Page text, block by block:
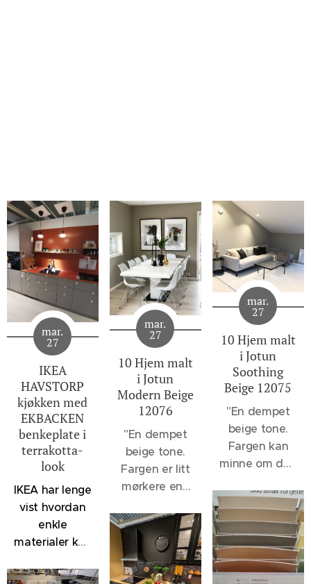
mar.
27
IKEA
HAVSTORP
kjøkken med
EKBACKEN
benkeplate i
terrakotta-
look
IKEA har lenge
vist hvordan
enkle
materialer kan
for å skape
mar.
27
10 Hjem malt
i Jotun
Modern Beige
12076
"En dempet
beige tone.
Fargen er litt
mørkere enn
Soothing
Beige og 1140
Sand, men
lysere enn
mar.
27
10 Hjem malt
i Jotun
Soothing
Beige 12075
"En dempet
beige tone.
Fargen kan
minne om den
Sand, men vil
oppleves et
snev mer
dempet, - et
svakt slør av